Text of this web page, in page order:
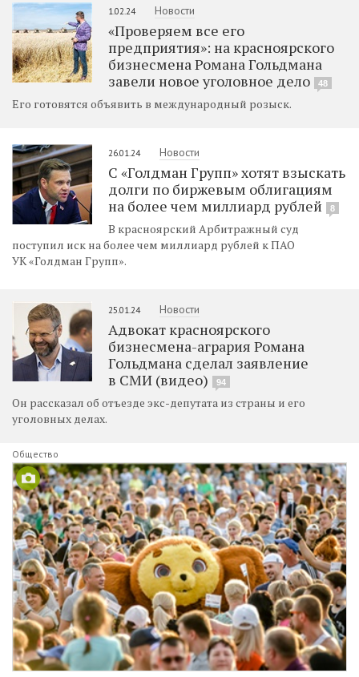
1.02.24 Новости
«Проверяем все его
предприятия»: на красноярского
бизнесмена Романа Гольдмана
завели новое уголовное дело
48
Его готовятся объявить в международный розыск.
26.01.24 Новости
С «Голдман Групп» хотят взыскать
долги по биржевым облигациям
на более чем миллиард рублей
8
В красноярский Арбитражный суд
поступил иск на более чем миллиард рублей к ПАО
УК «Голдман Групп».
25.01.24 Новости
Адвокат красноярского
бизнесмена-агрария Романа
Гольдмана сделал заявление
в СМИ (видео)
94
Он рассказал об отъезде экс-депутата из страны и его
уголовных делах.
Общество